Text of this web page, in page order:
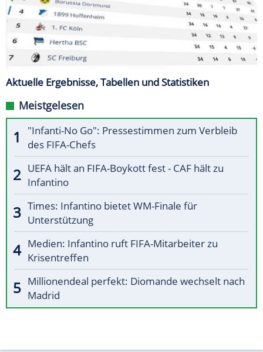
Aktuelle Ergebnisse, Tabellen und Statistiken
Meistgelesen
"Infanti-No Go": Pressestimmen zum Verbleib
des FIFA-Chefs
UEFA hält an FIFA-Boykott fest - CAF hält zu
Infantino
Times: Infantino bietet WM-Finale für
Unterstützung
Medien: Infantino ruft FIFA-Mitarbeiter zu
Krisentreffen
Millionendeal perfekt: Diomande wechselt nach
Madrid